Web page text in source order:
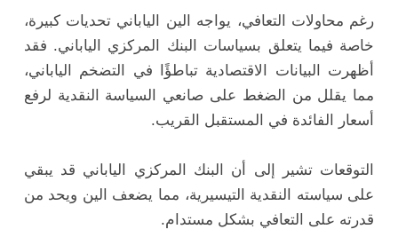
رغم محاولات التعافي، يواجه الين الياباني تحديات كبيرة،
خاصة فيما يتعلق بسياسات البنك المركزي الياباني. فقد
أظهرت البيانات الاقتصادية تباطؤًا في التضخم الياباني،
مما يقلل من الضغط على صانعي السياسة النقدية لرفع
أسعار الفائدة في المستقبل القريب.
التوقعات تشير إلى أن البنك المركزي الياباني قد يبقي
على سياسته النقدية التيسيرية، مما يضعف الين ويحد من
قدرته على التعافي بشكل مستدام.